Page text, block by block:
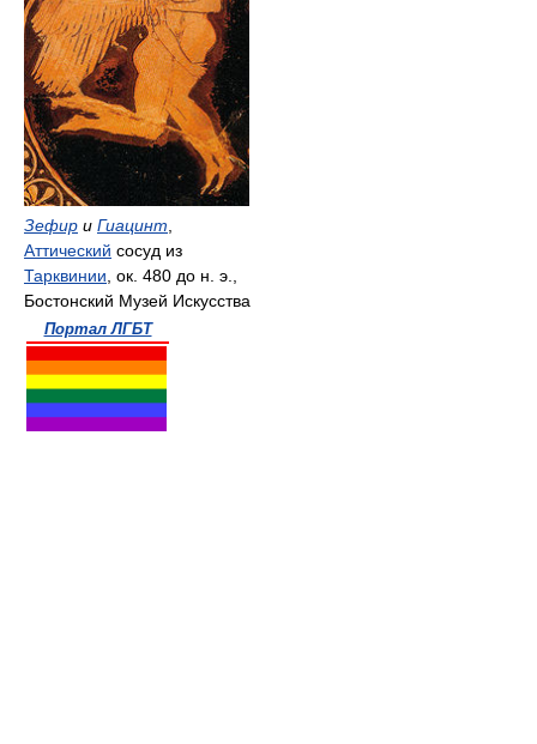
Зефир и Гиацинт
Аттический сосуд из
Тарквинии , ок. 480 до н. э.,
Бостонский Музей Искусства
Портал ЛГБТ